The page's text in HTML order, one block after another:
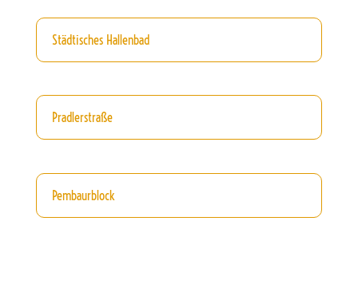
Städtisches Hallenbad
Pradlerstraße
Pembaurblock